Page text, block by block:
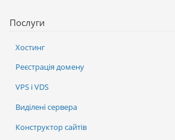
Послуги
Хостинг
Реєстрація домену
VPS і VDS
Виділені сервера
Конструктор сайтів